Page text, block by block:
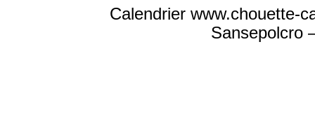
Calendrier www.chouette-
Sansepolcro